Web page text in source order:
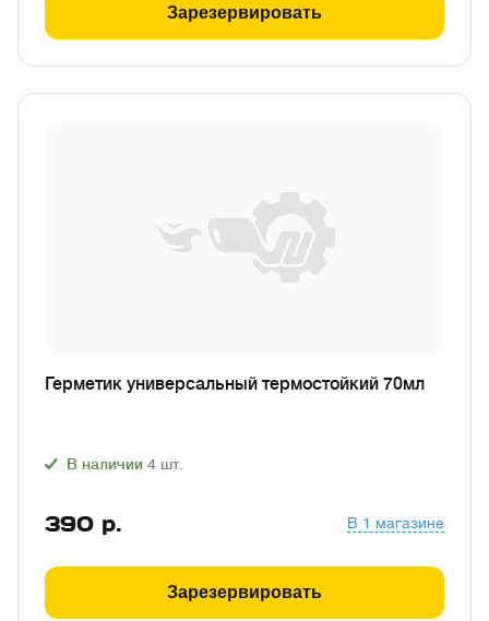
Зарезервировать
Герметик универсальный термостойкий 70мл
В наличии 4 шт.
390 р. В 1 магазине
Зарезервировать